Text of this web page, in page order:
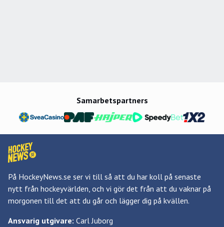
Samarbetspartners
På HockeyNews.se ser vi till så att du har koll på senaste
nytt från hockeyvärlden, och vi gör det från att du vaknar på
morgonen till det att du går och lägger dig på kvällen.
Ansvarig utgivare: Carl Juborg